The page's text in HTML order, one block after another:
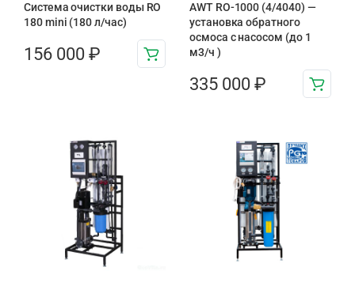
Система очистки воды RO
180 mini (180 л/час)
156 000 ₽
AWT RO-1000 (4/4040) —
установка обратного
осмоса с насосом (до 1
м3/ч )
335 000 ₽